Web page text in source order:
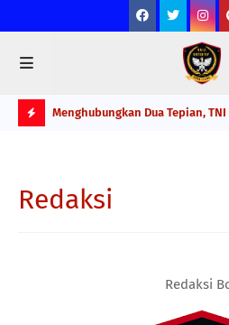
T
Menghubungkan Dua Tepian,
Redaksi
Redaksi